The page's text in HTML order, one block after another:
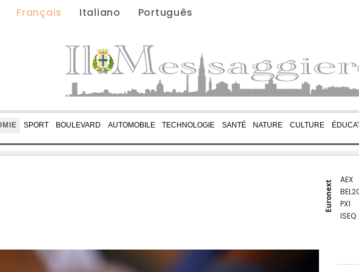
Français Italiano Português
SPORT BOULEVARD AUTOMOBILE TECHNOLOGIE SANTÉ NATURE CULTURE
Euronext
AEX
PX1
ISEQ